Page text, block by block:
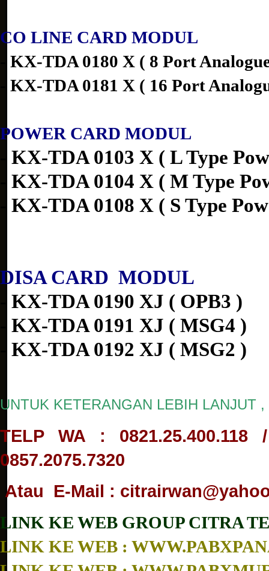
CO LINE CARD MODUL
- KX-TDA 0180 X ( 8 Port
- KX-TDA 0181 X ( 16 Port
POWER CARD MODUL
- KX-TDA 0103 X ( L Type
- KX-TDA 0104 X ( M Type
- KX-TDA 0108 X ( S Type
DISA CARD MODUL
- KX-TDA 0190 XJ ( OPB3 )
- KX-TDA 0191 XJ ( MSG4 )
- KX-TDA 0192 XJ ( MSG2 )
UNTUK KETERANGAN LEBIH LANJUT
TELP WA : 0821.25.400.118
0857.2075.7320
Atau E-Mail :
LINK KE WEB GROUP CITRA
LINK KE WEB :